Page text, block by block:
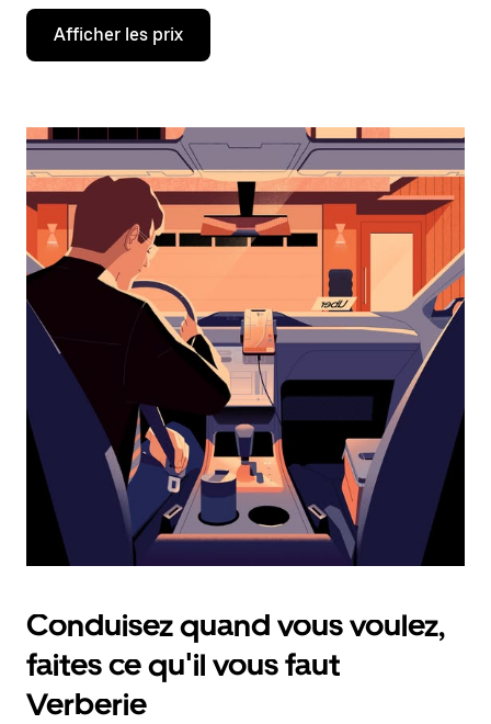
Appuyez
la
bas
interagir
avec
calendrier
et
sélectionner
une
date.
Appuyez
d'échappement
pour
fermer
calendrier.
Afficher les prix
Conduisez quand vous voulez,
faites ce qu'il vous faut
Verberie